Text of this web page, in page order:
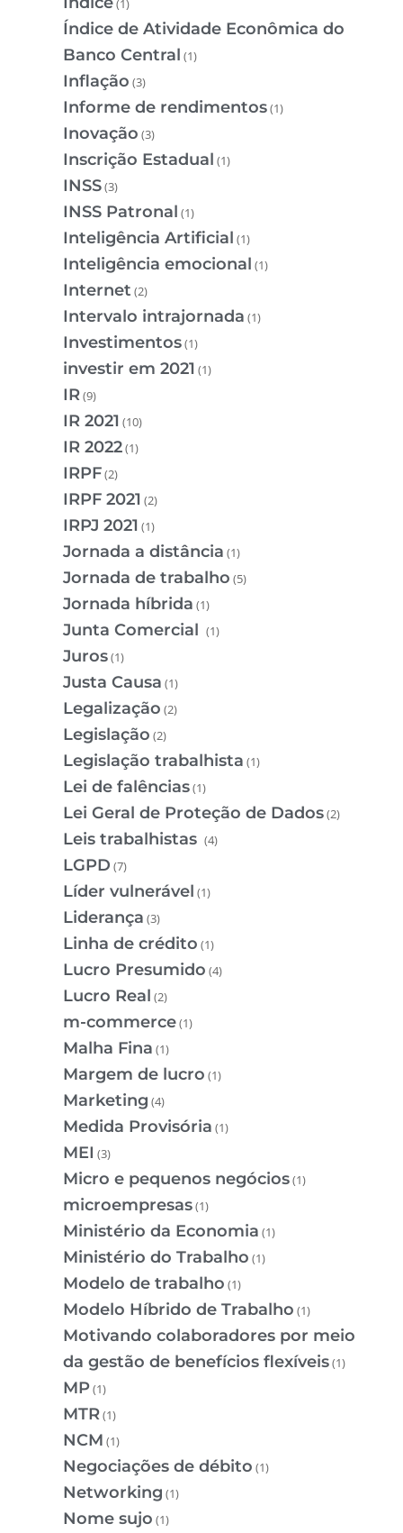
(1)
Índice de Atividade Econômica do
Banco Central (1)
Inflação (3)
Informe de rendimentos(1)
Inovação (3)
Inscrição Estadual (1)
INSS(3)
INSS Patronal (1)
Inteligência Artificial (1)
Inteligência emocional (1)
Internet (2)
Intervalo intrajornada (1)
Investimentos(1)
investir em 2021 (1)
IR(9)
IR 2021 (10)
IR 2022(1)
IRPF(2)
IRPF 2021 (2)
IRPJ 2021 (1)
Jornada a distância (1)
Jornada de trabalho (5)
Jornada híbrida (1)
Junta Comercial (1)
Juros(1)
Justa Causa (1)
Legalização (2)
Legislação (2)
Legislação trabalhista (1)
Lei de falências(1)
Lei Geral de Proteção de Dados(2)
Leis trabalhistas (4)
LGPD (7)
Líder vulnerável (1)
Liderança (3)
Linha de crédito (1)
Lucro Presumido (4)
Lucro Real (2)
m-commerce(1)
Malha Fina (1)
Margem de lucro (1)
Marketing (4)
Medida Provisória (1)
MEI (3)
Micro e pequenos negócios(1)
microempresas(1)
Ministério da Economia (1)
Ministério do Trabalho (1)
Modelo de trabalho (1)
Modelo Híbrido de Trabalho (1)
Motivando colaboradores por meio
da gestão de benefícios flexíveis(1)
MP(1)
MTR(1)
NCM (1)
Negociações de débito (1)
Networking (1)
Nome sujo (1)